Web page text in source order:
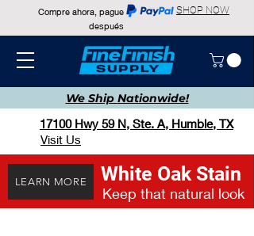
We Ship Nationwide!
Compre ahora, pague
después
SHOP NOW
17100 Hwy 59 N, Ste. A, Humble, TX
Visit Us
LEARN MORE White Oak Stain
Keep that natural look